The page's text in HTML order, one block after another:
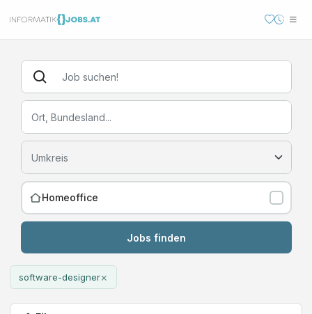
Homeoffice
Jobs finden
software-designer×